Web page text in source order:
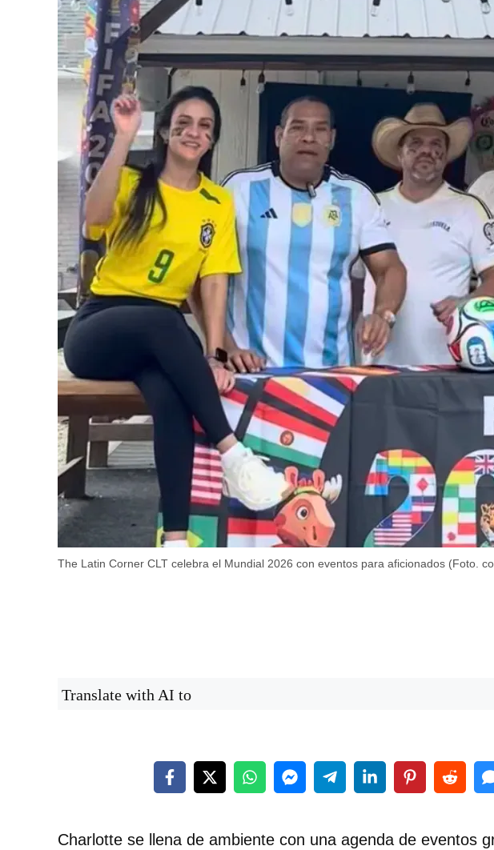
The Latin Corner CLT celebra el Mundial 2026 con eventos para aficionados (Foto.
Translate with AI to
Charlotte se llena de ambiente con una agenda de eventos